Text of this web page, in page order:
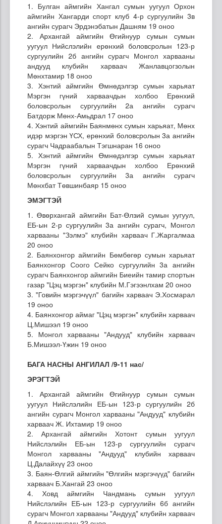
1. Булган аймгийн Хангал сумын уугуул Орхон
аймгийн Хангарди спорт клуб 4-р сургуулийн 3в
ангийн сурагч Эрдэнэбатын Дашням 19 оноо
2. Архангай аймгийн Өгийнуур сумын сумын
уугуул Нийслэлийн ерөнхий боловсролын 123-р
сургуулийн 2б ангийн сурагч Монгол харвааны
андууд клубийн харваач Жанлавцогзолын
Мөнхтамир 18 оноо
3. Хэнтий аймгийн Өмнөдэлгэр сумын харьяат
Мэргэн гүний харваачдын холбоо Ерөнхий
боловсролын сургуулийн 2а ангийн сурагч
Батдорж Мөнх-Амьдрал 17 оноо
4. Хэнтий аймгийн Баянмөнх сумын харьяат, Мөнх
идэр мэргэн ҮСХ, ерөнхий боловсролын 3а ангийн
сурагч Чадраабалын Тэгшнаран 16 оноо
5. Хэнтий аймгийн Өмнөдэлгэр сумын харьяат
Мэргэн гүний харваачдын холбоо Ерөнхий
боловсролын сургуулийн 3а ангийн сурагч
Мөнхбат Төвшинбаяр 15 оноо
ЭМЭГТЭЙ
1. Өвөрхангай аймгийн Бат-Өлзий сумын уугуул,
ЕБ-ын 2-р сургуулийн 3а ангийн сурагч, Монгол
харвааны "Зэлмэ" клубийн харваач Г.Жаргалмаа
20 оноо
2. Баянхонгор аймгийн Бөмбөгөр сумын харьяат
Баянхонгор Соого Сейко сургуулийн 3а ангийн
сурагч Баянхонгор аймгийн Биеийн тамир спортын
газар "Цэц мэргэн" клубийн М.Гэгээнлхам 20 оноо
3. "Говийн мэргэчүүл" багийн харваач Э.Хосмарал
19 оноо
4. Баянхонгор аймаг "Цэц мэргэн" клубийн харваач
Ц.Мишээл 19 оноо
5. Монгол харвааны "Андууд" клубийн харваач
Б.Мишээл-Үжин 19 оноо
БАГА НАСНЫ АНГИЛАЛ /9-11 нас/
ЭРЭГТЭЙ
1. Архангай аймгийн Өгийнуур сумын сумын
уугуул Нийслэлийн ЕБ-ын 123-р сургуулийн 2б
ангийн сурагч Монгол харвааны "Андууд" клубийн
харваач Ж. Ихтамир 19 оноо
2. Архангай аймгийн Хотонт сумын уугуул
Нийслэлийн ЕБ-ын 123-р сургуулийн сурагч
Монгол харвааны "Андууд" клубийн харваач
Ц.Далайхүү 23 оноо
3. Баян-Өлгий аймгийн "Өлгийн мэргэчүүд" багийн
харваач Б.Хангай 23 оноо
4. Ховд аймгийн Чандмань сумын уугуул
Нийслэлийн ЕБ-ын 123-р сургуулийн 6б ангийн
сурагч Монгол харвааны "Андууд" клубийн харваач